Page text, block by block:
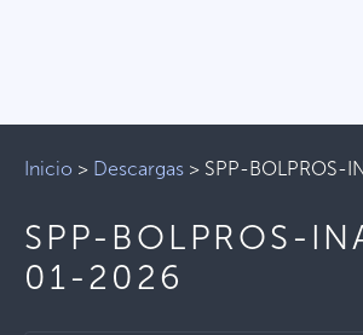
Inicio > Descargas > SPP-BOLPROS-
SPP-BOLPROS-
01-2026